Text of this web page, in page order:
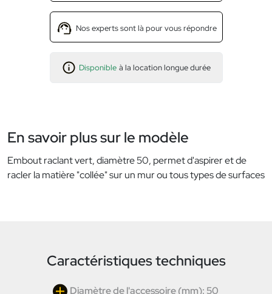
Nos experts sont là pour vous répondre
Disponible à la location longue durée
En savoir plus sur le modèle
Embout raclant vert, diamètre 50, permet d'aspirer et de
racler la matière "collée" sur un mur ou tous types de surfaces
Caractéristiques techniques
Diamètre de l'accessoire (mm): 50